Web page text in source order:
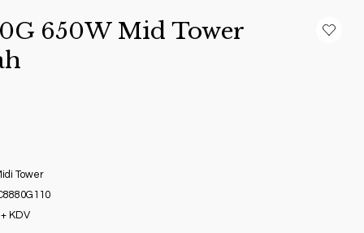
650W Mid Tower
Tower
KDV